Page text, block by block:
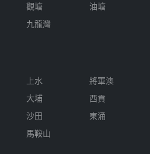
觀塘
九龍灣
油塘
上水
大埔
沙田
馬鞍山
將軍澳
西貢
東涌